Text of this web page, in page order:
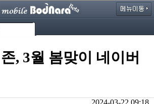
, 3월 봄맞이 네이버
2024-03-22 09:18